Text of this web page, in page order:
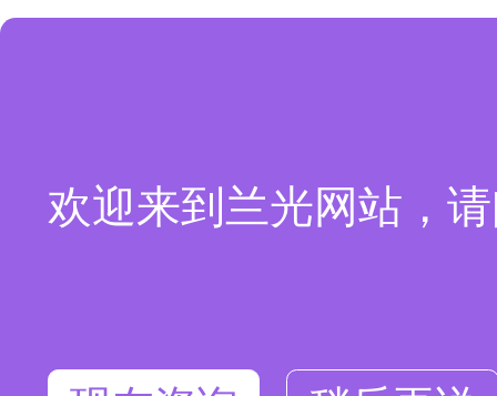
欢迎来到兰光网站，